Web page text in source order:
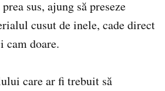
sus, ajung să preseze
cusut de inele, cade direct
cam doare.
care ar fi trebuit să